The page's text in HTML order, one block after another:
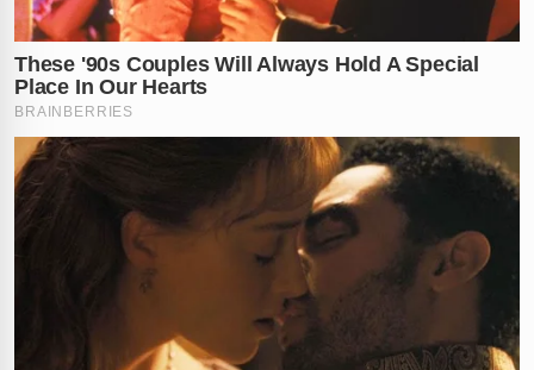
Sucesso Inesperado Após o
Escândalo
A atitude radical de Julie não apenas viralizou, como
trouxe uma enxurrada de novas encomendas,
especialmente de mulheres que se solidarizaram com a
traída. A confeiteira agora é celebrada como uma
heroína das redes sociais por não aceitar desrespeito.
O recado final foi dado: parem de brincar com o
coração dos outros ou as consequências serão